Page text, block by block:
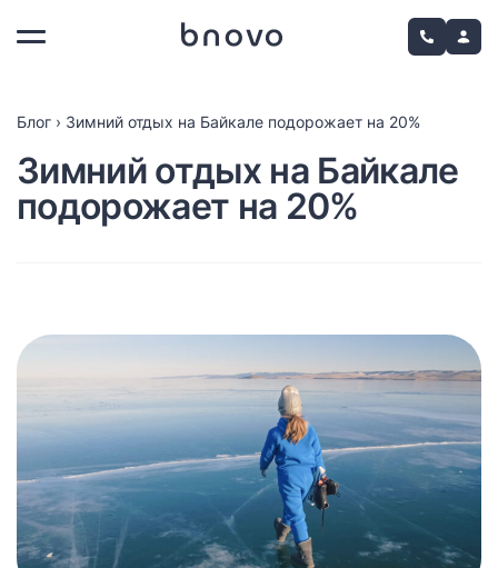
Блог › Зимний отдых на Байкале подорожает на 20%
Зимний отдых на Байкале
подорожает на 20%